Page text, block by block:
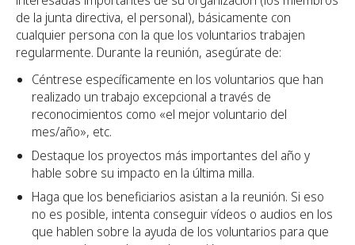
de la junta directiva, el personal), básicamente con
cualquier persona con la que los voluntarios trabajen
regularmente. Durante la reunión, asegúrate de:
Céntrese específicamente en los voluntarios que han
realizado un trabajo excepcional a través de
reconocimientos como «el mejor voluntario del
mes/año», etc.
Destaque los proyectos más importantes del año y
hable sobre su impacto en la última milla.
Haga que los beneficiarios asistan a la reunión. Si eso
no es posible, intenta conseguir vídeos o audios en los
que hablen sobre la ayuda de los voluntarios para que